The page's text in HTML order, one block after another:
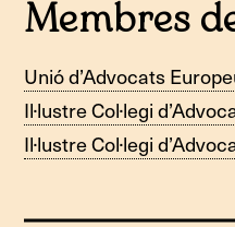
Membres
Unió d’Advocats
Il·lustre Col·legi
Il·lustre Col·legi